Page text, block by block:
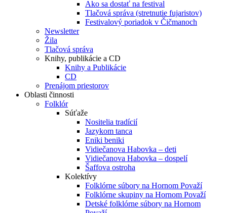
Ako sa dostať na festival
Tlačová správa (stretnutie fujaristov)
Festivalový poriadok v Čičmanoch
Newsletter
Žila
Tlačová správa
Knihy, publikácie a CD
Knihy a Publikácie
CD
Prenájom priestorov
Oblasti činnosti
Folklór
Súťaže
Nositelia tradícií
Jazykom tanca
Eniki beniki
Vidiečanova Habovka – deti
Vidiečanova Habovka – dospelí
Šaffova ostroha
Kolektívy
Folklórne súbory na Hornom Považí
Folklórne skupiny na Hornom Považí
Detské folklórne súbory na Hornom